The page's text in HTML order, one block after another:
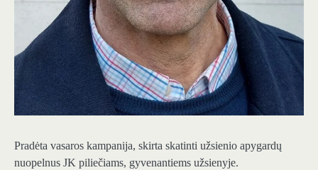
Pradėta vasaros kampanija, skirta skatinti užsienio apygardų
nuopelnus JK piliečiams, gyvenantiems užsienyje.